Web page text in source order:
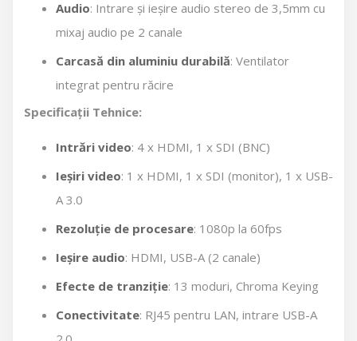
Audio: Intrare și ieșire audio stereo de 3,5mm cu
mixaj audio pe 2 canale
Carcasă din aluminiu durabilă: Ventilator
integrat pentru răcire
Specificații Tehnice:
Intrări video: 4 x HDMI, 1 x SDI (BNC)
Ieșiri video: 1 x HDMI, 1 x SDI (monitor), 1 x USB-
A 3.0
Rezoluție de procesare: 1080p la 60fps
Ieșire audio: HDMI, USB-A (2 canale)
Efecte de tranziție: 13 moduri, Chroma Keying
Conectivitate: RJ45 pentru LAN, intrare USB-A